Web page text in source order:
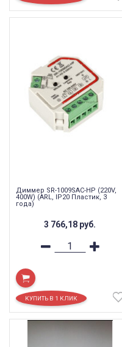
Диммер SR-1009SAC-HP (220V,
400W) (ARL, IP20 Пластик, 3
года)
3 766,18 руб.